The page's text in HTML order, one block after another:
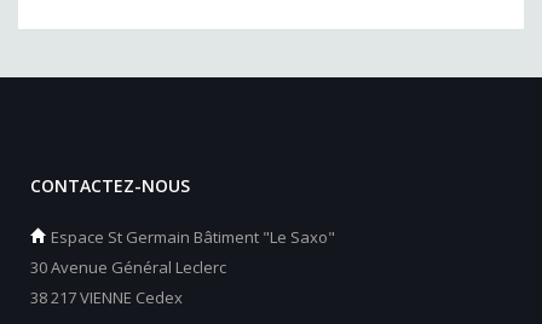
CONTACTEZ-NOUS
Espace St Germain Bâtiment "Le Saxo"
30 Avenue Général Leclerc
38 217 VIENNE Cedex